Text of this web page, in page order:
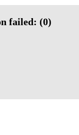
failed: (0)